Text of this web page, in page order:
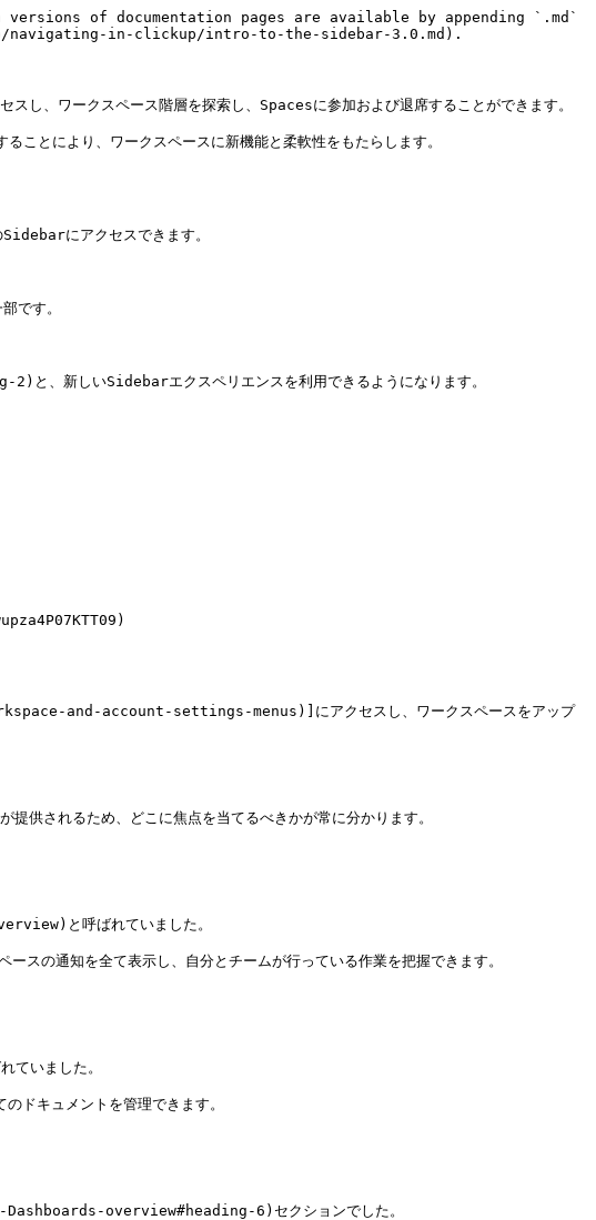
of documentation pages are available by appending `.md`
navigating-in-clickup/intro-to-the-sidebar-3.0.md).
ワークスペース階層を探索し、Spacesに参加および退席することができます。
とにより、ワークスペースに新機能と柔軟性をもたらします。
にアクセスできます。
す。
いSidebarエクスペリエンスを利用できるようになります。
るため、どこに焦点を当てるべきかが常に分かります。
と呼ばれていました。
全て表示し、自分とチームが行っている作業を把握できます。
いました。
ュメントを管理できます。
overview#heading-6)セクションでした。